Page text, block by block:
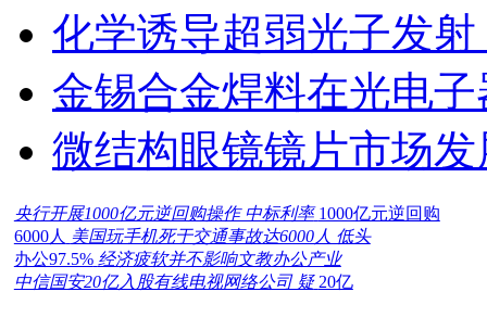
化学诱导超弱光子发
金锡合金焊料在光电
微结构眼镜镜片市场
央行开展1000亿元逆回购操作 中标利率 1000亿元逆回购
6000人 美国玩手机死于交通事故达6000人 低头
办公97.5% 经济疲软并不影响文教办公产业
中信国安20亿入股有线电视网络公司 疑 20亿